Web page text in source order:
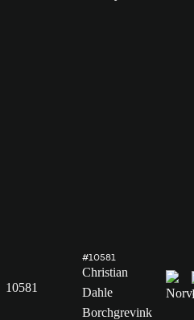
10581
#10581
Christian
Dahle
Borchgrevink